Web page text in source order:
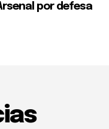
por defesa